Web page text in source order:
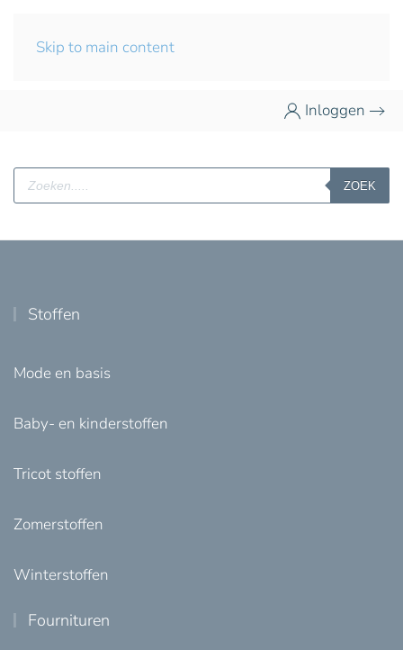
Skip to main content
Inloggen
Producten
zoeken
ZOEK
Stoffen
Mode en basis
Baby- en kinderstoffen
Tricot stoffen
Zomerstoffen
Winterstoffen
Fournituren